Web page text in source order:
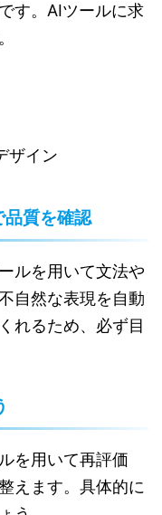
す。AIツールに求
ザイン
品質を確認
ルを用いて文法や
自然な表現を自動
れるため、必ず目
を用いて再評価
えます。具体的に